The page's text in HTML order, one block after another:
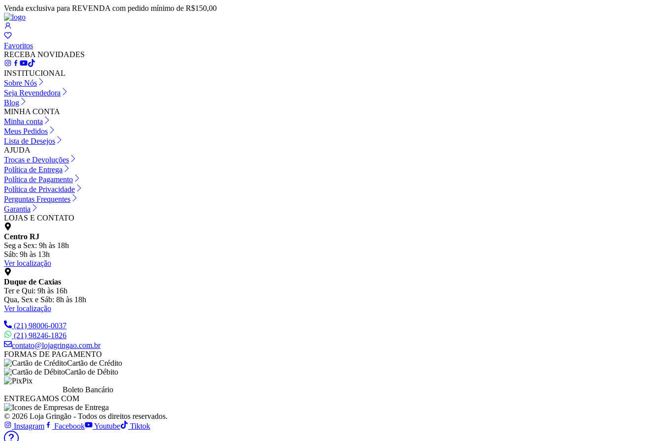
Venda exclusiva para REVENDA com pedido mínimo de R$150,00
Favoritos
RECEBA NOVIDADES
INSTITUCIONAL
Sobre Nós
Seja Revendedora
Blog
MINHA CONTA
Minha conta
Meus Pedidos
Lista de Desejos
AJUDA
Trocas e Devoluções
Política de Entrega
Política de Pagamento
Política de Privacidade
Perguntas Frequentes
Garantia
LOJAS E CONTATO
Centro RJ
Seg a Sex: 9h às 18h
Sáb: 9h às 13h
Ver localização
Duque de Caxias
Ter e Qui: 9h às 16h
Qua, Sex e Sáb: 8h às 18h
Ver localização
(21) 98006-0037
(21) 98246-1826
contato@lojagringao.com.br
FORMAS DE PAGAMENTO
Cartão de Crédito
Cartão de Débito
Pix
Boleto Bancário
ENTREGAMOS COM
© 2026 Loja Gringão - Todos os direitos reservados.
Instagram
Facebook Youtube Tiktok